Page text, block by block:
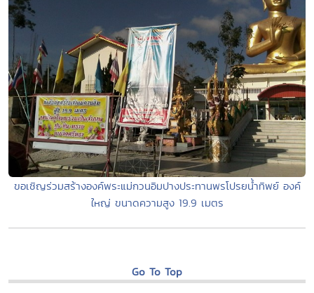
ขอเชิญร่วมสร้างองค์พระแม่กวนอิมปางประทานพรโปรยน้ำทิพย์ องค์
ใหญ่ ขนาดความสูง 19.9 เมตร
Go To Top